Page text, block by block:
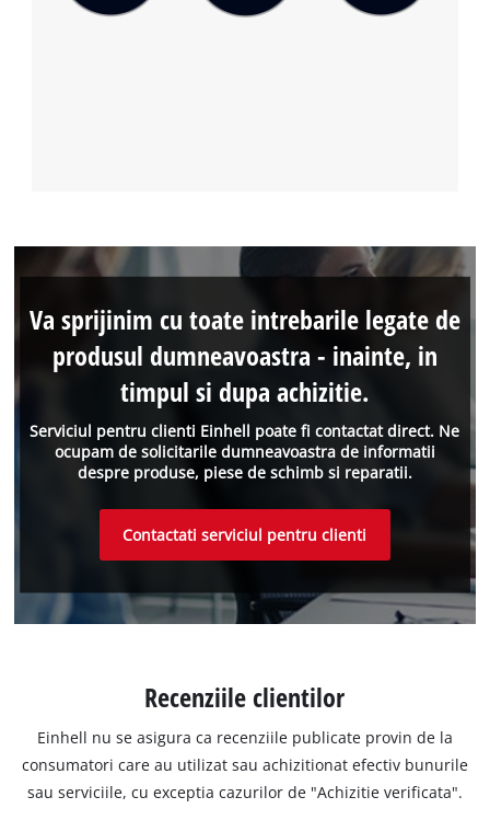
Serviciul pentru clienti Einhell poate fi contactat direct. Ne
ocupam de solicitarile dumneavoastra de informatii
despre produse, piese de schimb si reparatii.
Va sprijinim cu toate intrebarile legate de
produsul dumneavoastra - inainte, in
timpul si dupa achizitie.
Contactati serviciul pentru clienti
Recenziile clientilor
Einhell nu se asigura ca recenziile publicate provin de la
consumatori care au utilizat sau achizitionat efectiv bunurile
sau serviciile, cu exceptia cazurilor de "Achizitie verificata".